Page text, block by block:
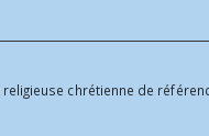
chrétienne de